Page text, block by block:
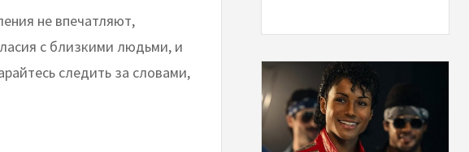
не впечатляют,
с близкими людьми, и
следить за словами,